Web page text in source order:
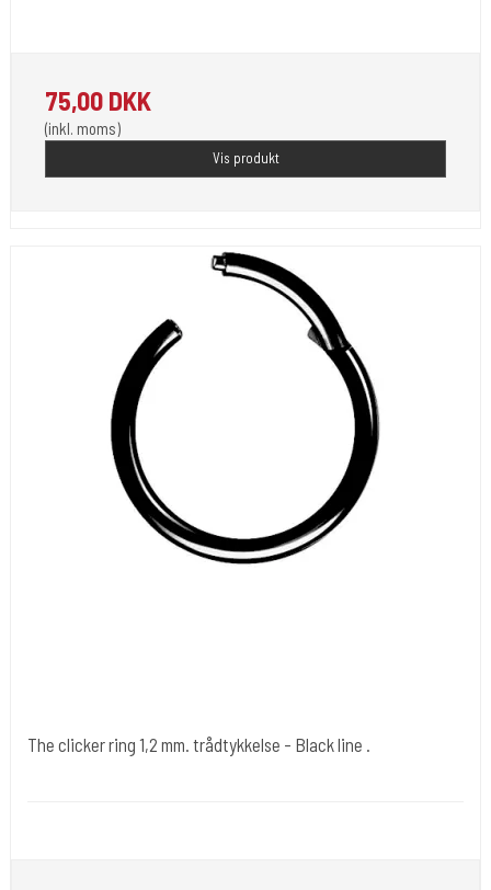
75,00 DKK
(inkl. moms)
Vis produkt
The clicker ring 1,2 mm. trådtykkelse - Black line .